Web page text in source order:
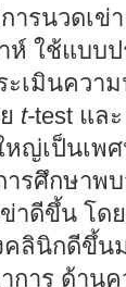
รนวดเข่
ใช้แบบป
เมินควา
t-test และ
หญ่เป็นเพ
ารศึกษาพ
าดีขึ้น โ
คลินิกดีขึ้
การ ด้าน